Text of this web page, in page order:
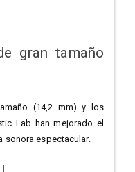
gran tamaño
(14,2 mm) y los
Lab han mejorado el
sonora espectacular.